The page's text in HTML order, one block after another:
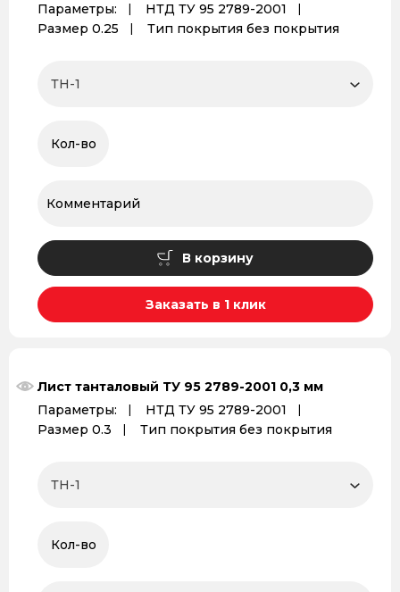
Параметры:
НТД ТУ 95 2789-2001
Размер 0.25
Тип покрытия без покрытия
В корзину
Заказать в 1 клик
Лист танталовый ТУ 95 2789-2001 0,3 мм
Параметры:
НТД ТУ 95 2789-2001
Размер 0.3
Тип покрытия без покрытия